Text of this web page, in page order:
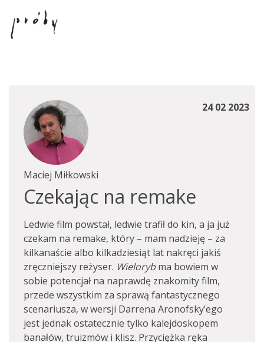
24 02 2023
Maciej Miłkowski
Czekając na remake
Ledwie film powstał, ledwie trafił do kin, a ja już
czekam na remake, który – mam nadzieję – za
kilkanaście albo kilkadziesiąt lat nakręci jakiś
zręczniejszy reżyser. Wielorybma bowiem w
sobie potencjał na naprawdę znakomity film,
przede wszystkim za sprawą fantastycznego
scenariusza, w wersji Darrena Aronofsky’ego
jest jednak ostatecznie tylko kalejdoskopem
banałów, truizmów i klisz. Przyciężka ręka